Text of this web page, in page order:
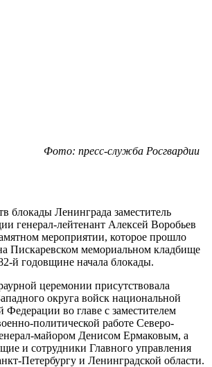
Фото: пресс-служба Росгвардии
блокады Ленинграда заместитель
генерал-лейтенант Алексей Воробьев
мероприятии, которое прошло
Пискаревском мемориальном кладбище
й годовщине начала блокады.
церемонии присутствовала
округа войск национальной
Федерации во главе с заместителем
политической работе Северо-
майором Денисом Ермаковым, а
и сотрудники Главного управления
Петербургу и Ленинградской области.